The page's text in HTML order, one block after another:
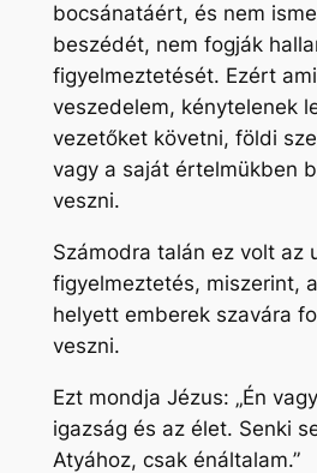
bocsánatáért, és nem
beszédét, nem fogják
figyelmeztetését. Ezért
veszedelem, kénytelenek
vezetőket követni, földi
vagy a saját értelmükben
veszni.
Számodra talán ez volt az
figyelmeztetés, miszerint,
helyett emberek szavára
veszni.
Ezt mondja Jézus: „Én
igazság és az élet. Senki
Atyához, csak énáltalam.”